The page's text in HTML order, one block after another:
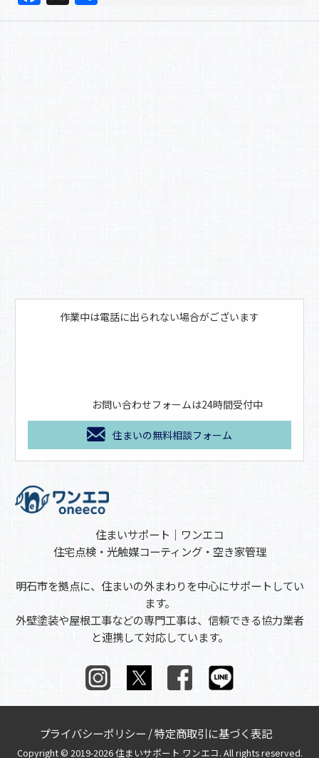
a 有
作業中は電話に出られない場合がございます
お問い合わせフォームは24時間受付中
住まいの無料相談フォーム
住まいサポート｜ワンエコ
住宅点検・光触媒コーティング・空き家管理
明石市を拠点に、住まいの外まわりを中心にサポートしてい
ます。
外壁塗装や屋根工事などの専門工事は、信頼できる協力業者
と連携して対応しています。
プライバシーポリシー /特定商取引に基づく表記
Copyright © 2019-2026 住まいサポート ワンエコ. All rights reserved.